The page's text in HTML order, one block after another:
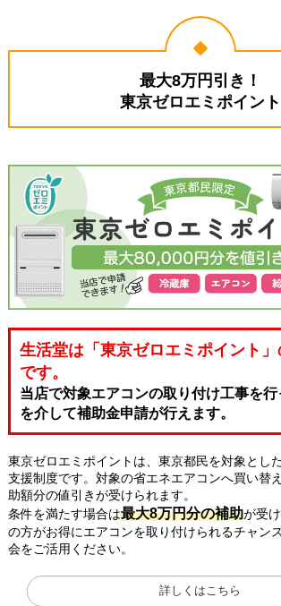
最大8万円引き！
東京ゼロエミポイント
生活堂は「東京ゼロエミポイント」
です。
当店で対象エアコンの取り付け工事を
を介して補助金申請が行えます。
東京ゼロエミポイントは、東京都民を対象とし
支援制度です。対象の省エネエアコンへ買い替
助額分の値引きが受けられます。
条件を満たす場合は最大8万円分の補助が受
の方がお得にエアコンを取り付けられるチャン
会をご活用ください。
詳しくはこちら